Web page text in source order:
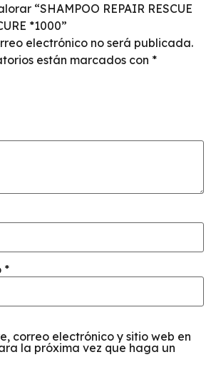
“SHAMPOO REPAIR RESCUE
*1000”
electrónico no será publicada.
están marcados con *
*
correo electrónico y sitio web en
la próxima vez que haga un